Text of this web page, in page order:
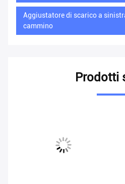
Aggiustatore di scarico a
cammino
Prodotti